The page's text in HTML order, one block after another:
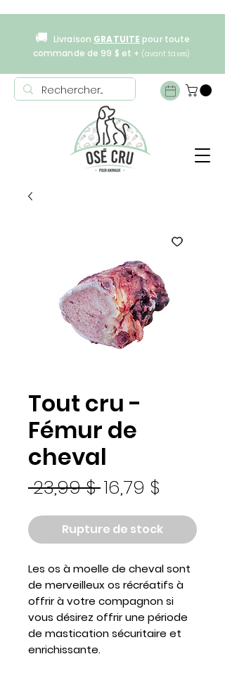
🚚 Livraison GRATUITE pour toute
commande de 99 $ et + (avant taxes)
Tout cru -
Fémur de
cheval
23,99 $ Prix original
16,79 $
Rupture de stock
Les os à moelle de cheval sont
de merveilleux os récréatifs à
offrir à votre compagnon si
vous désirez offrir une période
de mastication sécuritaire et
enrichissante.